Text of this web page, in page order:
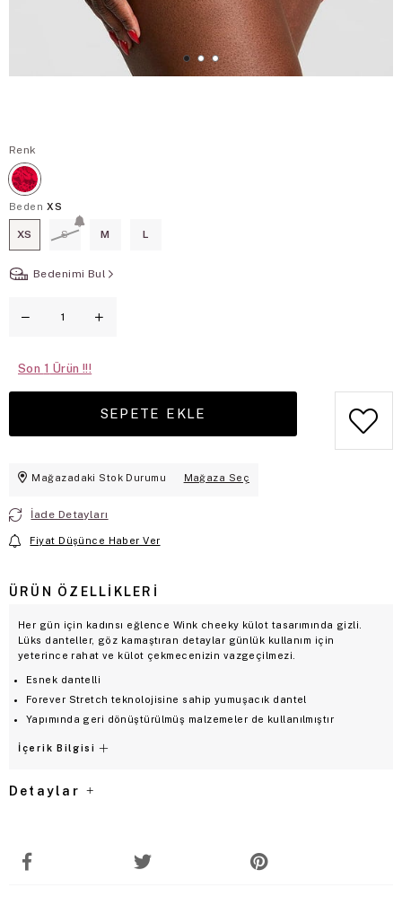
Renk
Beden XS
XS S M L
Bedenimi Bul
Son 1
Mağazadaki Stok Durumu Mağaza Seç
İade Detayları
Fiyat Düşünce Haber Ver
ÜRÜN ÖZELLIKLERI
Her gün için kadınsı eğlence Wink cheeky külot tasarımında gizli.
Lüks danteller, göz kamaştıran detaylar günlük kullanım için
yeterince rahat ve külot çekmecenizin vazgeçilmezi.
Esnek dantelli
Forever Stretch teknolojisine sahip yumuşacık dantel
Yapımında geri dönüştürülmüş malzemeler de kullanılmıştır
İçerik Bilgisi
Detaylar